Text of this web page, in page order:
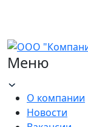
Меню
О компании
Новости